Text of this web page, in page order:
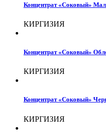
Концентрат «Соковый»
КИРГИЗИЯ
Концентрат «Соковый»
КИРГИЗИЯ
Концентрат «Соковый»
КИРГИЗИЯ